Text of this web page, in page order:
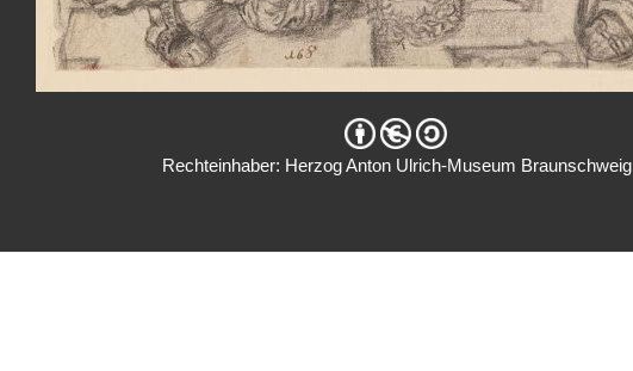
Rechteinhaber: Herzog Anton Ulrich-Museum Braunschweig